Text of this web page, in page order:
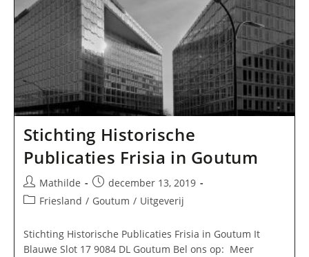
Stichting Historische
Publicaties Frisia in Goutum
Bericht
auteur:
Mathilde
Bericht
gepubliceerd
december 13, 2019
Berichtcategorie:
Friesland / Goutum / Uitgeverij
Stichting Historische Publicaties Frisia in Goutum It
Blauwe Slot 17 9084 DL Goutum Bel ons op: Meer